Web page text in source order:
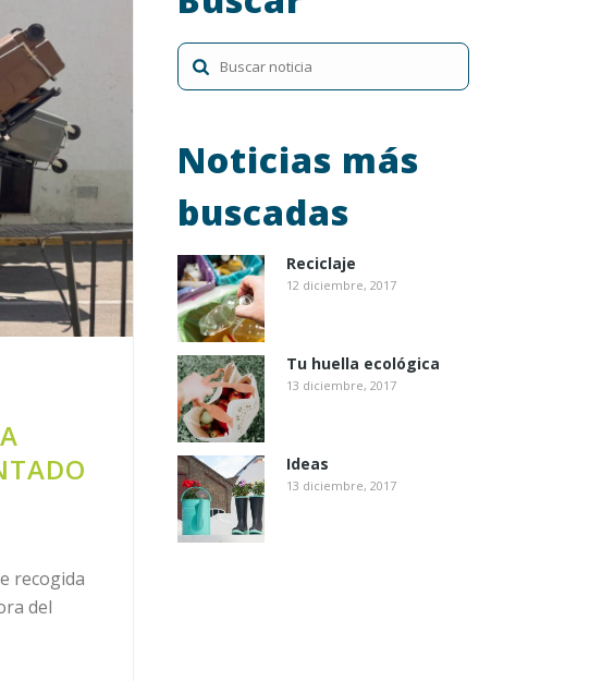
recogida
del
Noticias más
buscadas
Reciclaje
12 diciembre, 2017
Tu huella ecológica
13 diciembre, 2017
Ideas
13 diciembre, 2017